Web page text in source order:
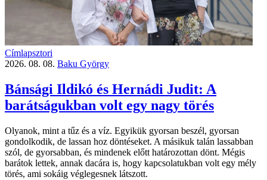
Címlapsztori
2026. 08. 08. Baku György
Bánsági Ildikó és Hernádi Judit: A
barátságukban volt egy nagy törés
Olyanok, mint a tűz és a víz. Egyikük gyorsan beszél, gyorsan
gondolkodik, de lassan hoz döntéseket. A másikuk talán lassabban
szól, de gyorsabban, és mindenek előtt határozottan dönt. Mégis
barátok lettek, annak dacára is, hogy kapcsolatukban volt egy mély
törés, ami sokáig véglegesnek látszott.